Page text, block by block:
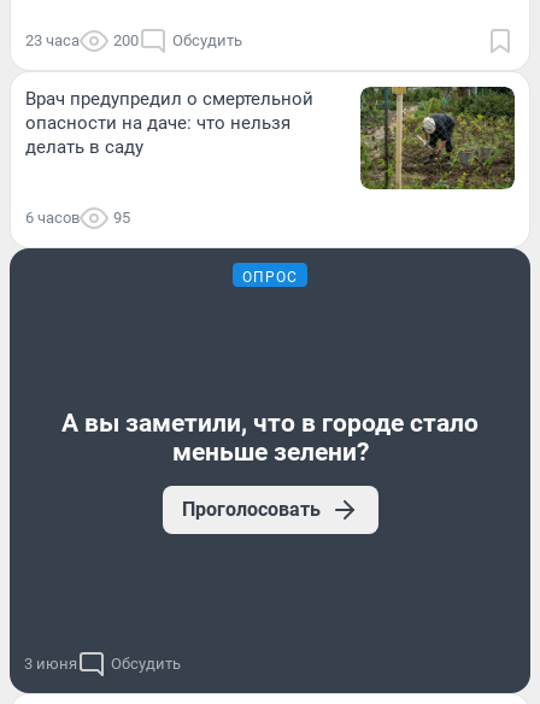
23 часа 200 Обсудить
Врач предупредил о смертельной
опасности на даче: что нельзя
делать в саду
6 часов 95
ОПРОС
А вы заметили, что в городе стало
меньше зелени?
Проголосовать
3 июня Обсудить